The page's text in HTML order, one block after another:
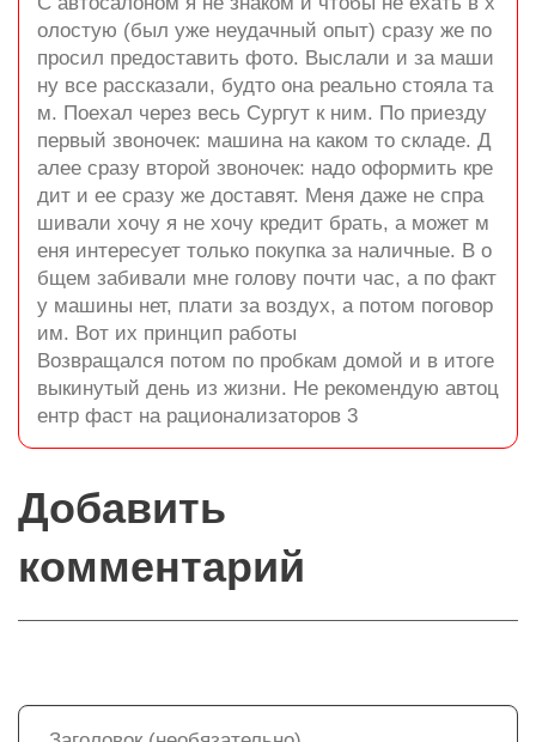
олостую (был уже неудачный опыт) сразу же по
просил предоставить фото. Выслали и за маши
ну все рассказали, будто она реально стояла та
м. Поехал через весь Сургут к ним. По приезду
первый звоночек: машина на каком то складе. Д
алее сразу второй звоночек: надо оформить кре
дит и ее сразу же доставят. Меня даже не спра
шивали хочу я не хочу кредит брать, а может м
еня интересует только покупка за наличные. В о
бщем забивали мне голову почти час, а по факт
у машины нет, плати за воздух, а потом поговор
им. Вот их принцип работы
Возвращался потом по пробкам домой и в итоге
выкинутый день из жизни. Не рекомендую автоц
ентр фаст на рационализаторов 3
Добавить
комментарий